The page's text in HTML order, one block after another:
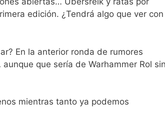
edición. ¿Tendrá algo que ver
En la anterior ronda de rumores
que sería de Warhammer Rol
mientras tanto ya podemos